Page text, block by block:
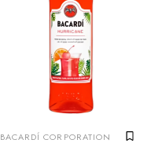
BACARDÍ CORPORATION